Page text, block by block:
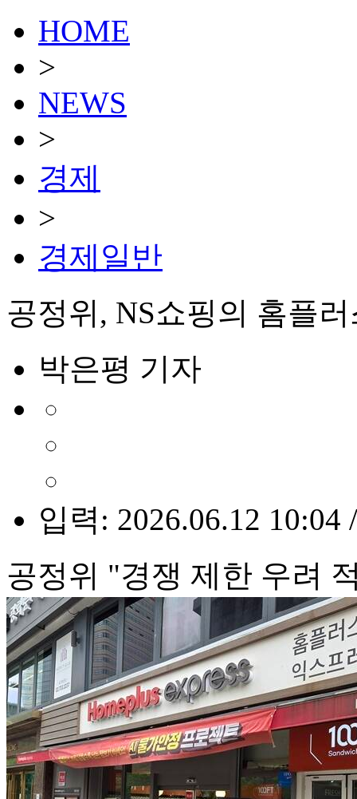
HOME
>
NEWS
>
경제
>
경제일반
공정위, NS쇼핑의 홈플
박은평 기자
입력: 2026.06.12 10:04
공정위 "경쟁 제한 우려